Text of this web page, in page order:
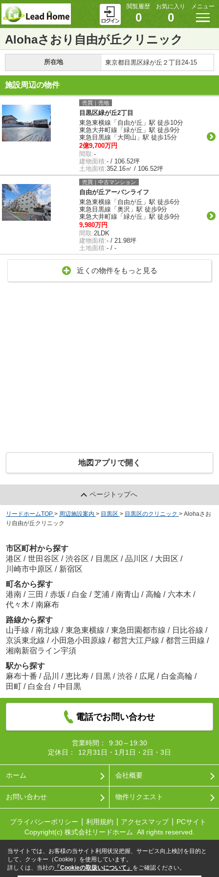
閲覧履歴
0
お気に入り
0
メニュー
Alohaさおり自由が丘クリニック
所在地 東京都目黒区緑が丘２丁目24-15
施設周辺の物件
売買｜売地
目黒区緑が丘2丁目
東急東横線「自由が丘」駅 徒歩10分
東急大井町線「緑が丘」駅 徒歩9分
東急目黒線「大岡山」駅 徒歩15分
2億9,700万円
間取:-
建物面積:- / 106.52坪
土地面積:352.16㎡ / 106.52坪
売買｜中古マンション
自由が丘アーバンライフ
東急東横線「自由が丘」駅 徒歩6分
東急目黒線「奥沢」駅 徒歩9分
東急大井町線「緑が丘」駅 徒歩9分
9,980万円
間取:2LDK
建物面積:- / 21.98坪
土地面積:- / -
近くの物件をもっと見る
地図アプリで開く
ページトップへ
リードホームTOP > 周辺施設案内 > 目黒区 > 目黒区のクリニック > Alohaさお
り自由が丘クリニック
市区町村から探す
港区 / 世田谷区 / 渋谷区 / 目黒区 / 品川区 / 大田区 /
川崎市中原区 / 新宿区
町名から探す
港南 / 三田 / 赤坂 / 白金 / 芝浦 / 南青山 / 高輪 / 六本木 /
代々木 / 南麻布
路線から探す
山手線 / 南北線 / 東急東横線 / 東急田園都市線 / 日比谷線 /
京浜東北線 / 小田急小田原線 / 都営大江戸線 / 都営三田線 /
湘南新宿ライン宇須
駅から探す
麻布十番 / 品川 / 恵比寿 / 目黒 / 渋谷 / 広尾 / 白金高輪 /
田町 / 白金台 / 中目黒
電話でお問い合わせ
営業時間：
9:30～19:30
定休日：
12月31日・1月1日・2日・3日
ホーム 会社概要
お問い合わせ 物件リクエスト
プライバシーポリシー 利用規約 アクセスマップ
PCサイト
Copyright(c) 株式会社リードホーム All rights reserved.
当サイトでは、お客様の当サイト利用状況把握、サービス向上検討を目的と
して、クッキー（Cookie）を使用しています。
詳しくは、当社の 「Cookieの取扱いについて」 をご確認ください。